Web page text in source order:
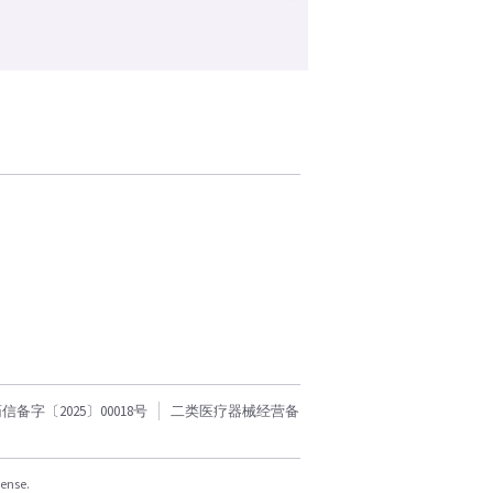
备字〔2025〕00018号 二类医疗器械经营备